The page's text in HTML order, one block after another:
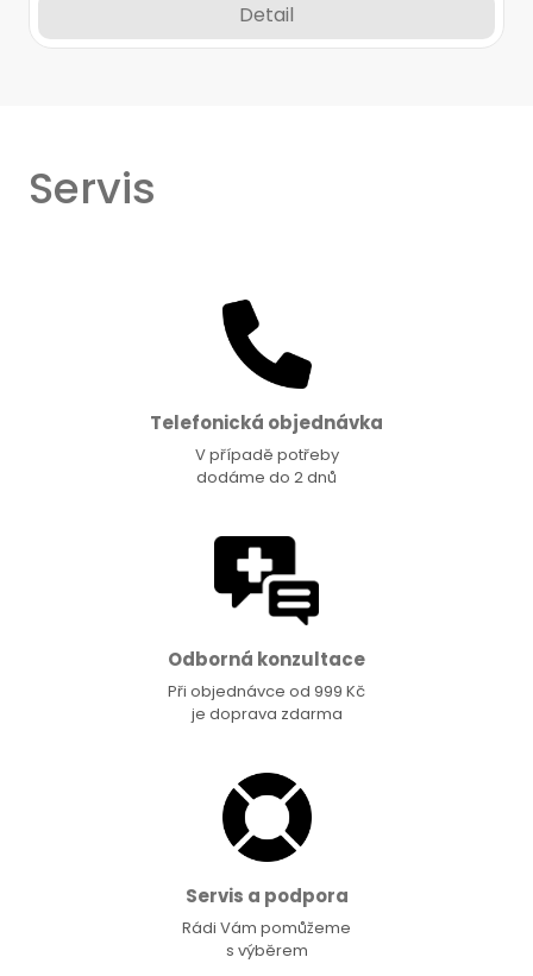
Detail
Servis
Telefonická objednávka
V případě potřeby
dodáme do 2 dnů
Odborná konzultace
Při objednávce od 999 Kč
je doprava zdarma
Servis a podpora
Rádi Vám pomůžeme
s výběrem